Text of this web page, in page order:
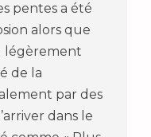
pentes a été
alors que
légèrement
de la
par des
dans le